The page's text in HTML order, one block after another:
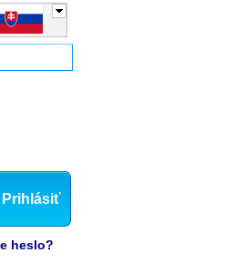
Prihlásiť
heslo?